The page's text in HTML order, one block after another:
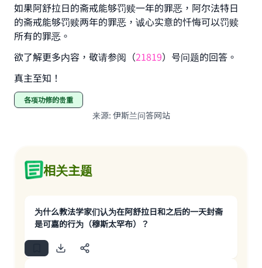
如果阿舒拉日的斋戒能够罚赎一年的罪恶，阿尔法特日
的斋戒能够罚赎两年的罪恶，诚心实意的忏悔可以罚赎
所有的罪恶。
欲了解更多内容，敬请参阅（21819）号问题的回答。
真主至知！
各项功修的贵重
来源: 伊斯兰问答网站
相关主题
为什么教法学家们认为在阿舒拉日和之后的一天封斋
是可嘉的行为（穆斯太罕布）？